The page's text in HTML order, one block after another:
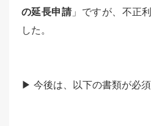
の延長申請」ですが、不正
した。
▶ 今後は、以下の書類が必須